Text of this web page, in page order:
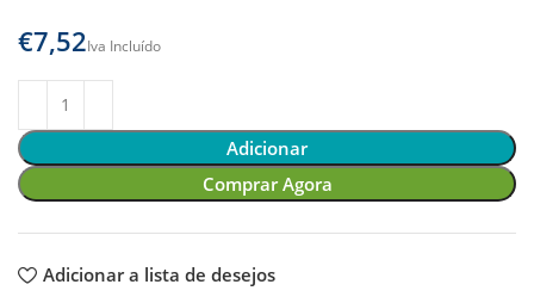
€
Adicionar
Comprar Agora
Adicionar a lista de desejos